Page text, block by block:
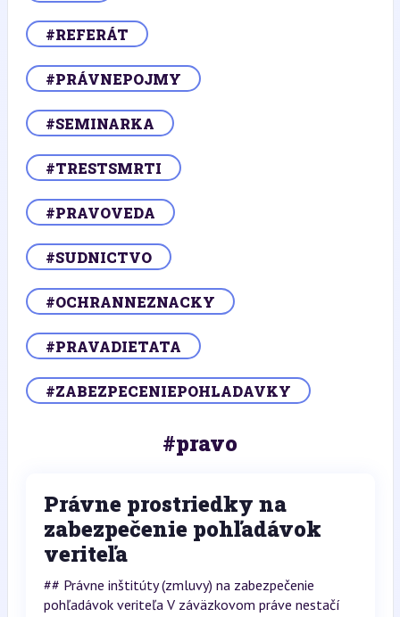
#REFERÁT
#PRÁVNEPOJMY
#SEMINARKA
#TRESTSMRTI
#PRAVOVEDA
#SUDNICTVO
#OCHRANNEZNACKY
#PRAVADIETATA
#ZABEZPECENIEPOHLADAVKY
#pravo
Právne prostriedky na
zabezpečenie pohľadávok
veriteľa
## Právne inštitúty (zmluvy) na zabezpečenie
pohľadávok veriteľa V záväzkovom práve nestačí